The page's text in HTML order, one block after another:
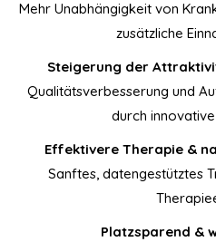
Mehr Unabhängigkeit von
zusätzliche
Steigerung der
Qualitätsverbesserung und
durch
Effektivere Therapie &
Sanftes, datengestütztes
Platzsparend &